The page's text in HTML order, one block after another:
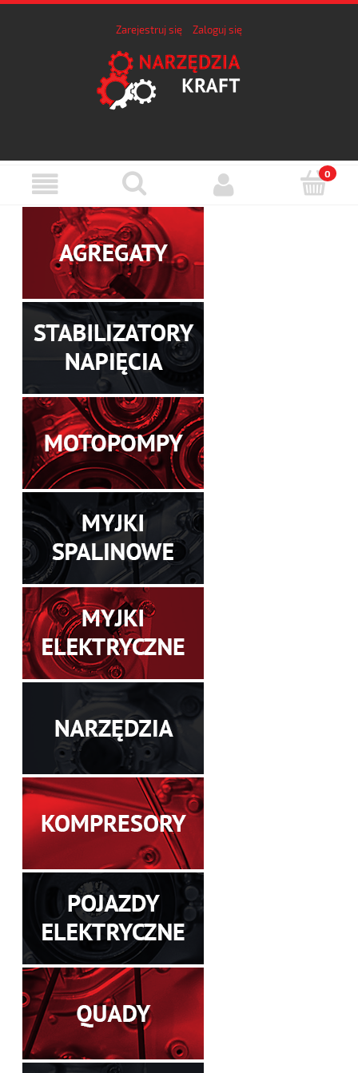
Zarejestruj się Zaloguj się